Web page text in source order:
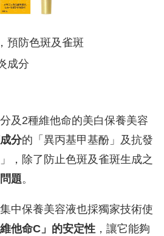
預防色斑及雀斑
成分
及2種維他命的美白保養美容
分的「異丙基甲基酚」及抗發
，除了防止色斑及雀斑生成之
題。
中保養美容液也採獨家技術使
他命C」的安定性 ，讓它能夠